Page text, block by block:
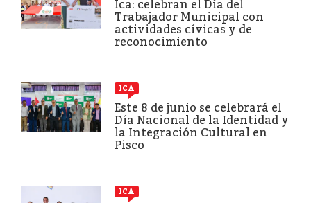
Ica: celebran el Día del
Trabajador Municipal con
actividades cívicas y de
reconocimiento
ICA
Este 8 de junio se celebrará el
Día Nacional de la Identidad y
la Integración Cultural en
Pisco
ICA